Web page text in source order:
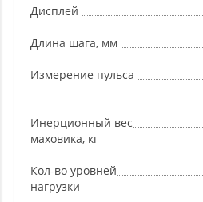
Дисплей
Длина шага, мм
Измерение пульса
Инерционный вес
маховика, кг
Кол-во уровней
нагрузки